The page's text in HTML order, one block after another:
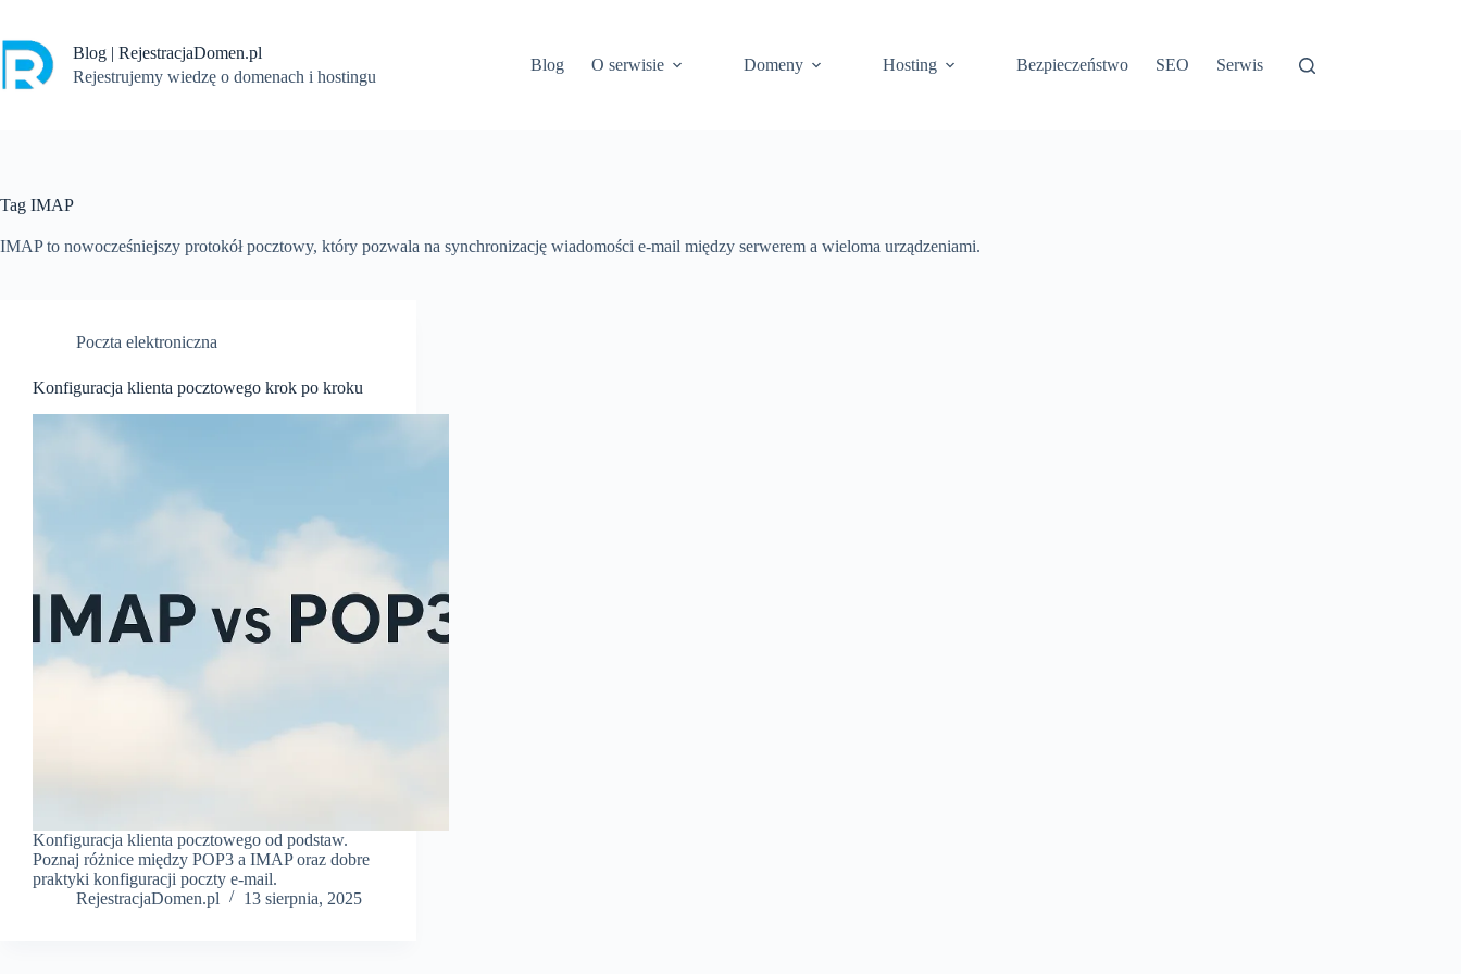
treści
Blog | RejestracjaDomen.pl
Rejestrujemy wiedzę o domenach i hostingu
Blog O serwisie Domeny Hosting Bezpieczeństwo SEO Serwis
Tag IMAP
IMAP to nowocześniejszy protokół pocztowy, który pozwala na synchronizację wiadomości e-mail między serwerem a wieloma urządzeniami.
Poczta elektroniczna
Konfiguracja klienta pocztowego krok po kroku
Konfiguracja klienta pocztowego od podstaw.
Poznaj różnice między POP3 a IMAP oraz dobre
praktyki konfiguracji poczty e-mail.
RejestracjaDomen.pl
13 sierpnia, 2025